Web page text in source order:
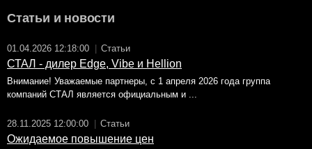
Статьи и новости
01.04.2026 12:18:00 Статьи
СТАЛ - дилер Edge, Vibe и Hellion
Внимание! Уважаемые партнеры, с 1 апреля 2026 года группа
компаний СТАЛ является официальным и ...
28.11.2025 12:00:00 Статьи
Ожидаемое повышение цен